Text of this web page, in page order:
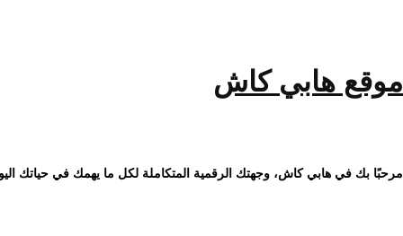
موقع هابي كاش
مرحبًا بك في هابي كاش، وجهتك الرقمية المتكاملة لكل ما يهمك في حياتك